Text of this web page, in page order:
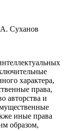
Суханов
характера,
права,
авторства и
иные права
образом,